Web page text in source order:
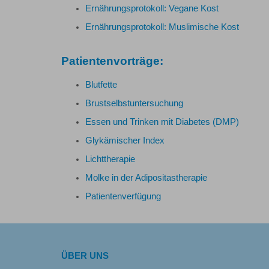
Ernährungsprotokoll: Vegane Kost
Ernährungsprotokoll: Muslimische Kost
Patientenvorträge:
Blutfette
Brustselbstuntersuchung
Essen und Trinken mit Diabetes (DMP)
Glykämischer Index
Lichttherapie
Molke in der Adipositastherapie
Patientenverfügung
ÜBER UNS